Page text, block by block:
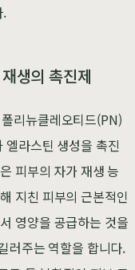
.
생의 촉진제
리뉴클레오티드(PN)
엘라스틴 생성을 촉진
피부의 자가 재생 능
지친 피부의 근본적인
영양을 공급하는 것을
러주는 역할을 합니다.